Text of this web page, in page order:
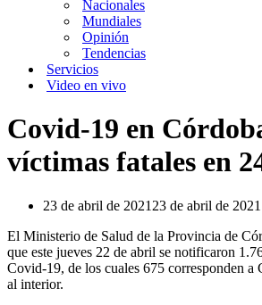
Nacionales
Mundiales
Opinión
Tendencias
Servicios
Video en vivo
Covid-19 en
víctimas fatales en
23 de abril de 2021 23 de abril de 2021
El Ministerio de Salud de la Provincia de
que este jueves 22 de abril se notificaron
Covid-19, de los cuales 675 corresponden a
al interior.